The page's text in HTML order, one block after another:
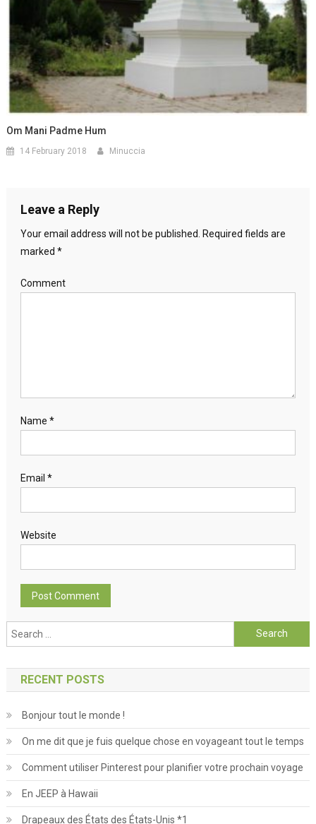
Om Mani Padme Hum
14 February 2018 Minuccia
Leave a Reply
Your email address will not be published.
Required fields are
marked *
Comment
Name *
Email *
Website
Search for:
RECENT POSTS
Bonjour tout le monde !
On me dit que je fuis quelque chose en voyageant tout le temps
Comment utiliser Pinterest pour planifier votre prochain voyage
En JEEP à Hawaii
Drapeaux des États des États-Unis *1